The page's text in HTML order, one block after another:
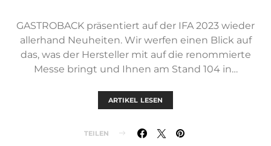
GASTROBACK präsentiert auf der IFA 2023 wieder
allerhand Neuheiten. Wir werfen einen Blick auf
das, was der Hersteller mit auf die renommierte
Messe bringt und Ihnen am Stand 104 in…
ARTIKEL LESEN
TEILEN